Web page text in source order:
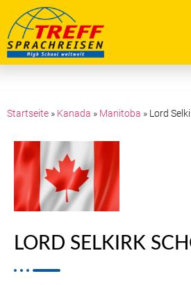
Startseite » Kanada » Manitoba » Lord
LORD SELKIRK